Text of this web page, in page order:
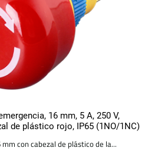
16 mm, 5 A, 250 V,
de plástico rojo, IP65 (1NO/1NC)
con cabezal de plástico de la...